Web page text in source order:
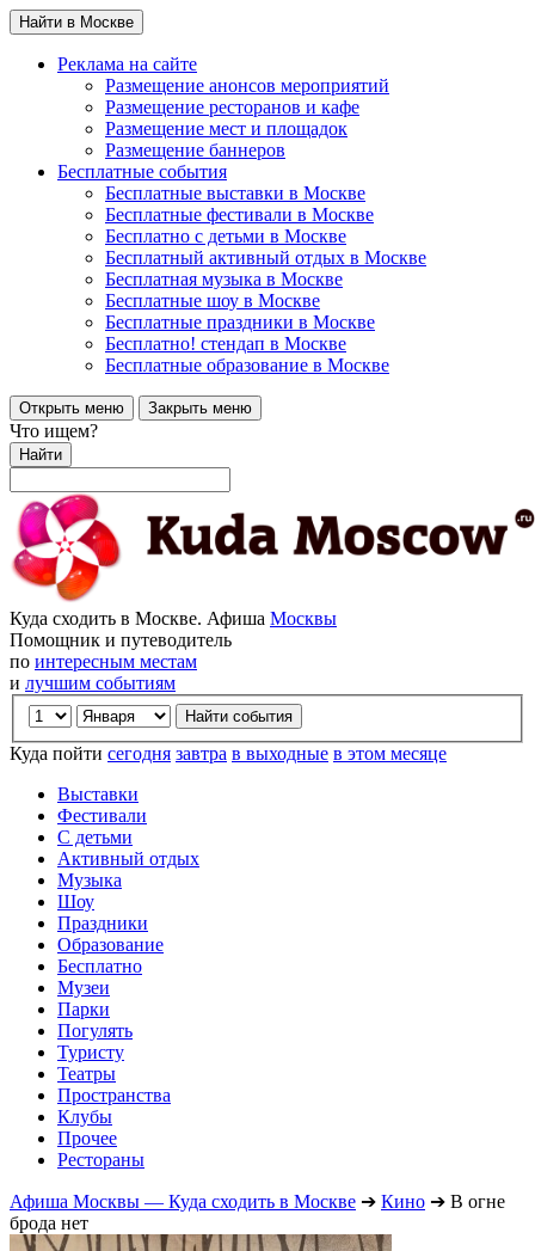
Найти в Москве
Реклама на сайте
Размещение анонсов мероприятий
Размещение ресторанов и кафе
Размещение мест и площадок
Размещение баннеров
Бесплатные события
Бесплатные выставки в Москве
Бесплатные фестивали в Москве
Бесплатно с детьми в Москве
Бесплатный активный отдых в Москве
Бесплатная музыка в Москве
Бесплатные шоу в Москве
Бесплатные праздники в Москве
Бесплатно! стендап в Москве
Бесплатные образование в Москве
Открыть меню Закрыть меню
Что ищем?
Найти
Куда сходить в Москве. Афиша Москвы
Помощник и путеводитель
по интересным местам
и лучшим событиям
Куда пойти сегодня завтра в выходные в этом месяце
Выставки
Фестивали
С детьми
Активный отдых
Музыка
Шоу
Праздники
Образование
Бесплатно
Музеи
Парки
Погулять
Туристу
Театры
Пространства
Клубы
Прочее
Рестораны
Афиша Москвы — Куда сходить в Москве ➔ Кино ➔ В огне
брода нет